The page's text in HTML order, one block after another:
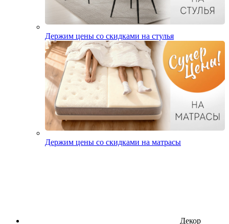
Держим цены со скидками на стулья
Держим цены со скидками на матрасы
Декор